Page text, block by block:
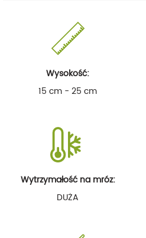
Wysokość:
15 cm - 25 cm
Wytrzymałość na mróz:
DUŻA